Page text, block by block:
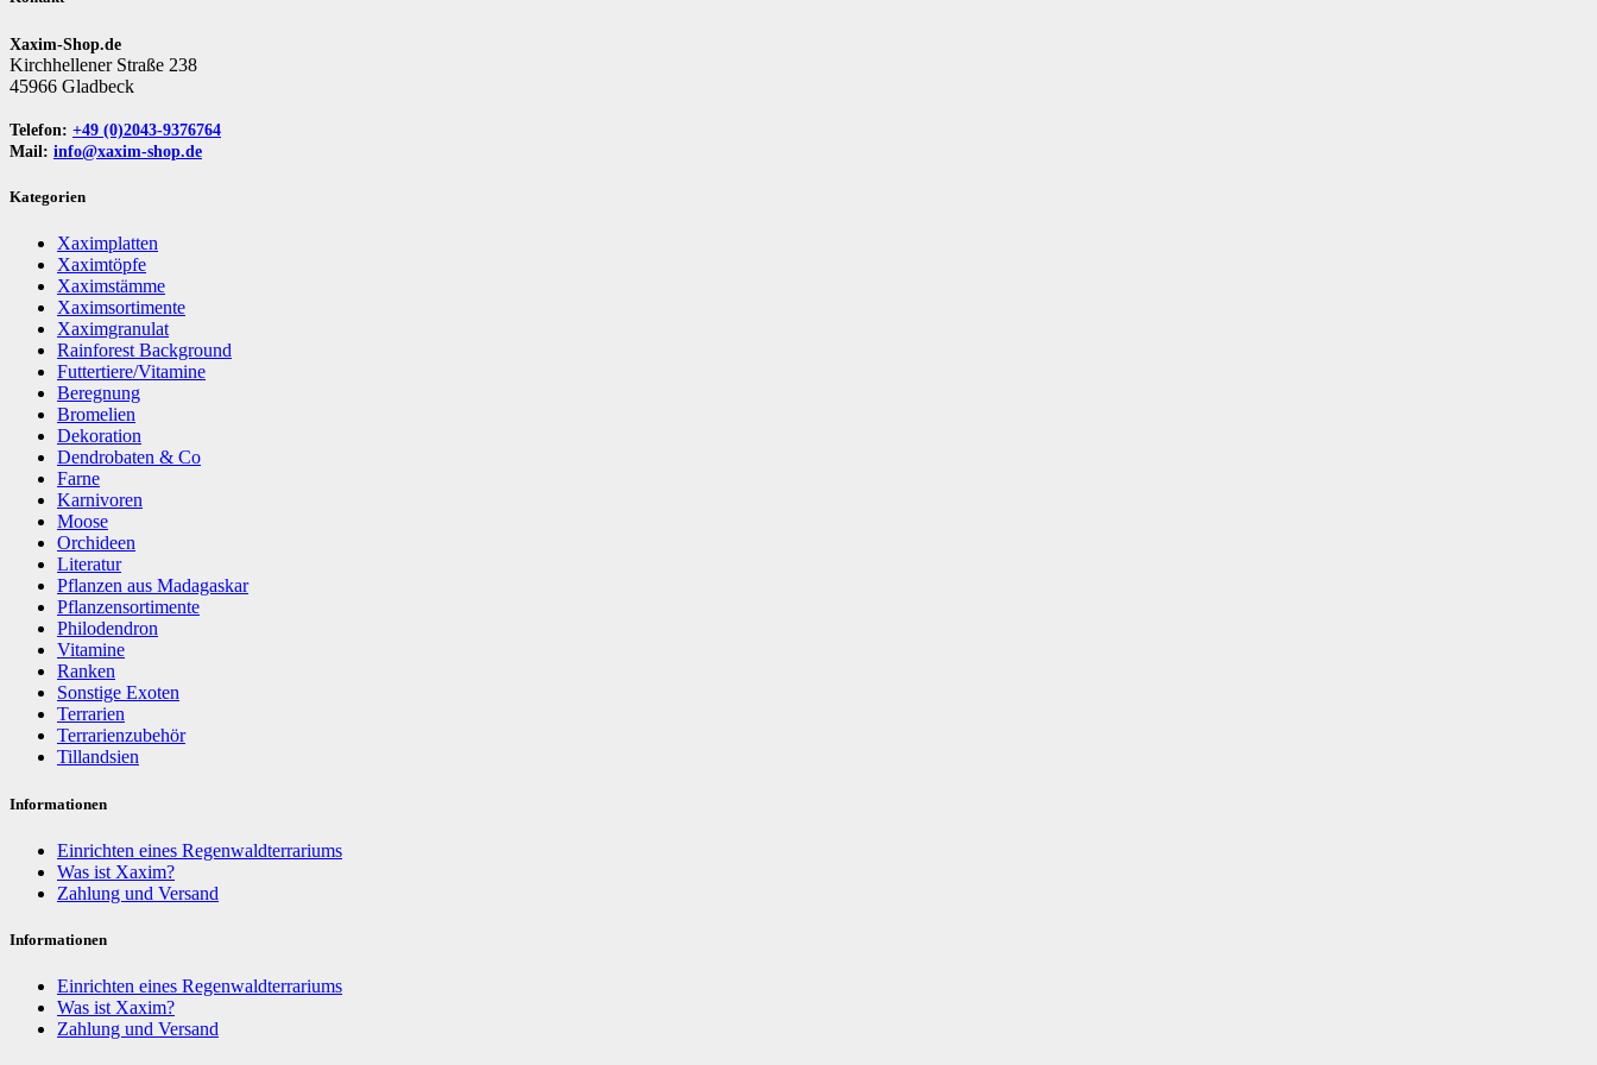
Xaxim-Shop.de
Kirchhellener Straße 238
45966 Gladbeck
Telefon: +49 (0)2043-9376764
Mail: info@xaxim-shop.de
Kategorien
Xaximplatten
Xaximtöpfe
Xaximstämme
Xaximsortimente
Xaximgranulat
Rainforest Background
Futtertiere/Vitamine
Beregnung
Bromelien
Dekoration
Dendrobaten & Co
Farne
Karnivoren
Moose
Orchideen
Literatur
Pflanzen aus Madagaskar
Pflanzensortimente
Philodendron
Vitamine
Ranken
Sonstige Exoten
Terrarien
Terrarienzubehör
Tillandsien
Informationen
Einrichten eines Regenwaldterrariums
Was ist Xaxim?
Zahlung und Versand
Informationen
Einrichten eines Regenwaldterrariums
Was ist Xaxim?
Zahlung und Versand